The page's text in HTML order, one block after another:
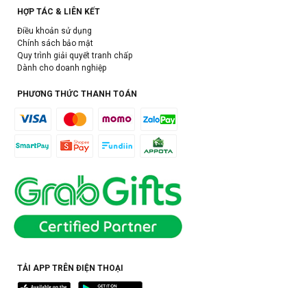
HỢP TÁC & LIÊN KẾT
Điều khoản sử dụng
Chính sách bảo mật
Quy trình giải quyết tranh chấp
Dành cho doanh nghiệp
PHƯƠNG THỨC THANH TOÁN
TẢI APP TRÊN ĐIỆN THOẠI